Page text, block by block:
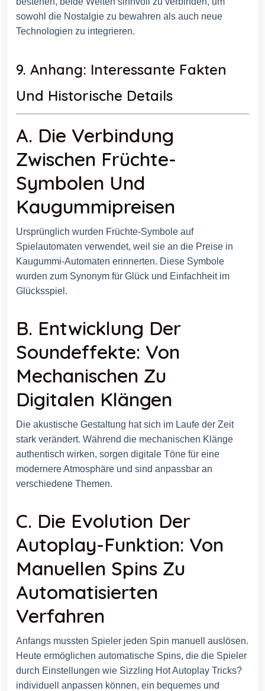
sowohl die Nostalgie zu bewahren als auch neue
Technologien zu integrieren.
9. Anhang: Interessante Fakten
Und Historische Details
A. Die Verbindung
Zwischen Früchte-
Symbolen Und
Kaugummipreisen
Ursprünglich wurden Früchte-Symbole auf
Spielautomaten verwendet, weil sie an die Preise in
Kaugummi-Automaten erinnerten. Diese Symbole
wurden zum Synonym für Glück und Einfachheit im
Glücksspiel.
B. Entwicklung Der
Soundeffekte: Von
Mechanischen Zu
Digitalen Klängen
Die akustische Gestaltung hat sich im Laufe der Zeit
stark verändert. Während die mechanischen Klänge
authentisch wirken, sorgen digitale Töne für eine
modernere Atmosphäre und sind anpassbar an
verschiedene Themen.
C. Die Evolution Der
Autoplay-Funktion: Von
Manuellen Spins Zu
Automatisierten
Verfahren
Anfangs mussten Spieler jeden Spin manuell auslösen.
Heute ermöglichen automatische Spins, die die Spieler
durch Einstellungen wie Sizzling Hot Autoplay Tricks?
individuell anpassen können, ein bequemes und